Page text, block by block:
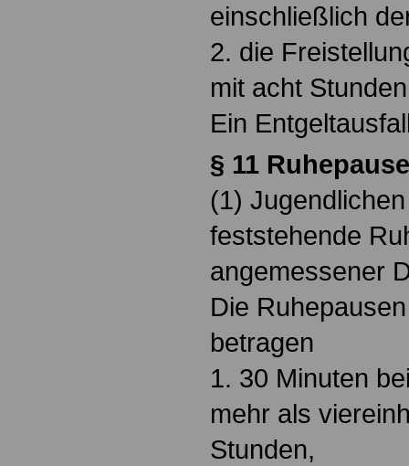
einschließlich
2. die
mit acht
Ein
§ 11
(1)
feststehende
angemessener
Die
betragen
1. 30 Minuten
mehr als
Stunden,